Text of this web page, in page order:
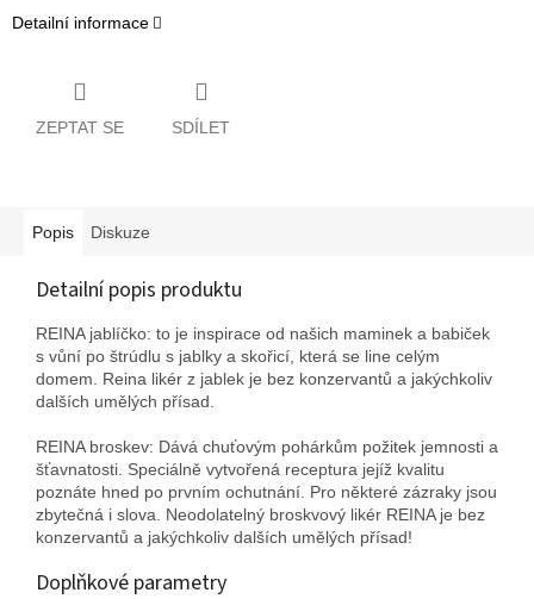
Detailní informace
ZEPTAT SE SDÍLET
Popis Diskuze
Detailní popis produktu
REINA jablíčko: to je inspirace od našich maminek a babiček
s vůní po štrúdlu s jablky a skořicí, která se line celým
domem. Reina likér z jablek je bez konzervantů a jakýchkoliv
dalších umělých přísad.
REINA broskev: Dává chuťovým pohárkům požitek jemnosti a
šťavnatosti. Speciálně vytvořená receptura jejíž kvalitu
poznáte hned po prvním ochutnání. Pro některé zázraky jsou
zbytečná i slova. Neodolatelný broskvový likér REINA je bez
konzervantů a jakýchkoliv dalších umělých přísad!
Doplňkové parametry